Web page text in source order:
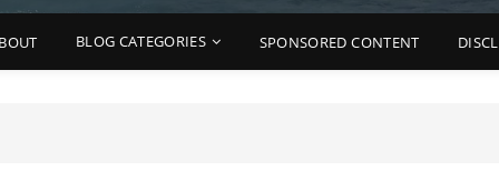
BLOG CATEGORIES SPONSORED CONTENT